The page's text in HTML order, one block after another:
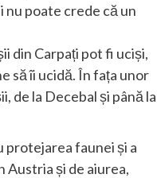
poate crede că un
din Carpați pot fi uciși,
să îi ucidă. În fața unor
de la Decebal și până la
protejarea faunei și a
Austria și de aiurea,